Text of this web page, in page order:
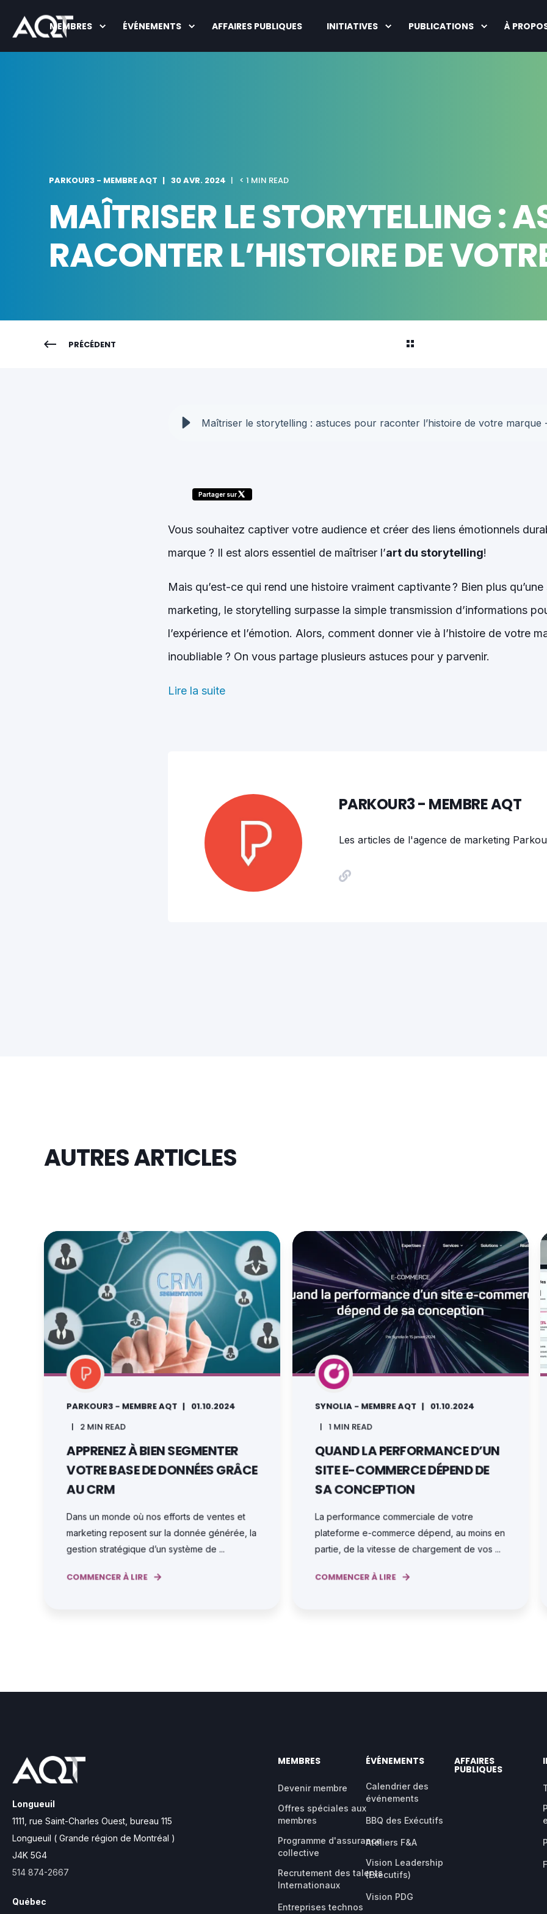
MEMBRES ÉVÉNEMENTS AFFAIRES PUBLIQUES INITIATIVES PUBLICATIONS À
PARKOUR3 - MEMBRE AQT 30 AVR. 2024 < 1 MIN READ
MAÎTRISER LE STORYTELLING :
RACONTER L’HISTOIRE DE
PRÉCÉDENT
Maîtriser le storytelling : astuces pour raconter l’histoire de votre marque
Partager sur
Vous souhaitez captiver votre audience et créer des liens émotionnels
marque ? Il est alors essentiel de maîtriser l’art du storytelling!
Mais qu’est-ce qui rend une histoire vraiment captivante ? Bien plus
marketing, le storytelling surpasse la simple transmission d’informations
l’expérience et l’émotion. Alors, comment donner vie à l’histoire de votre
inoubliable ? On vous partage plusieurs astuces pour y parvenir.
Lire la suite
PARKOUR3 - MEMBRE AQT
Les articles de l'agence de marketing
AUTRES ARTICLES
PARKOUR3 - MEMBRE AQT
01.10.2024
2 MIN READ
APPRENEZ À BIEN SEGMENTER
VOTRE BASE DE DONNÉES GRÂCE
AU CRM
Dans un monde où nos efforts de ventes et
marketing reposent sur la donnée générée, la
gestion stratégique d’un système de ...
COMMENCER À LIRE
SYNOLIA - MEMBRE AQT
01.10.2024
1 MIN READ
QUAND LA PERFORMANCE D’UN
SITE E-COMMERCE DÉPEND DE
SA CONCEPTION
La performance commerciale de votre
plateforme e-commerce dépend, au moins en
partie, de la vitesse de chargement de vos ...
COMMENCER À LIRE
Longueuil
1111, rue Saint-Charles Ouest, bureau 115
Longueuil ( Grande région de Montréal )
J4K 5G4
514 874-2667
Québec
MEMBRES
Devenir membre
Offres spéciales aux
membres
Programme d'assurance
collective
Recrutement des talents
Internationaux
Entreprises technos
ÉVÉNEMENTS
Calendrier des
événements
BBQ des Exécutifs
Ateliers F&A
Vision Leadership
(Exécutifs)
Vision PDG
AFFAIRES
PUBLIQUES